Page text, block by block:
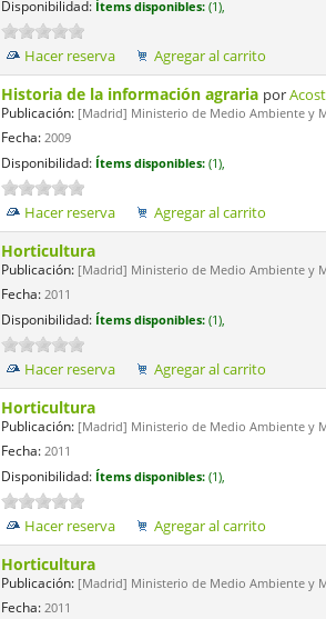
Disponibilidad: Ítems disponibles: (1),
Hacer reserva Agregar al carrito
Historia de la información agraria por
Publicación:[Madrid] Ministerio de Medio Ambiente y
Fecha:2009
Disponibilidad: Ítems disponibles: (1),
Hacer reserva Agregar al carrito
Horticultura
Publicación:[Madrid] Ministerio de Medio Ambiente y
Fecha:2011
Disponibilidad: Ítems disponibles: (1),
Hacer reserva Agregar al carrito
Horticultura
Publicación:[Madrid] Ministerio de Medio Ambiente y
Fecha:2011
Disponibilidad: Ítems disponibles: (1),
Hacer reserva Agregar al carrito
Horticultura
Publicación:[Madrid] Ministerio de Medio Ambiente y
Fecha:2011